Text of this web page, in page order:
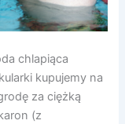
chlapiąca
kupujemy na
za ciężką
(z